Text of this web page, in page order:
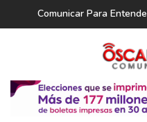
Comunicar Para